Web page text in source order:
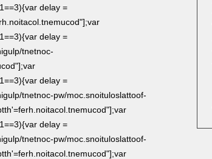
delay =
delay =
tnetnoc-
delay =
tnetnoc-pw/moc.snoituloslattoof-
delay =
tnetnoc-pw/moc.snoituloslattoof-